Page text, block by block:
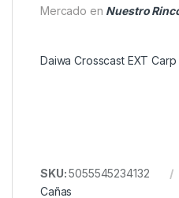
Mercado en Nuestro
Daiwa Crosscast EXT
SKU:5055545234132
Cañas